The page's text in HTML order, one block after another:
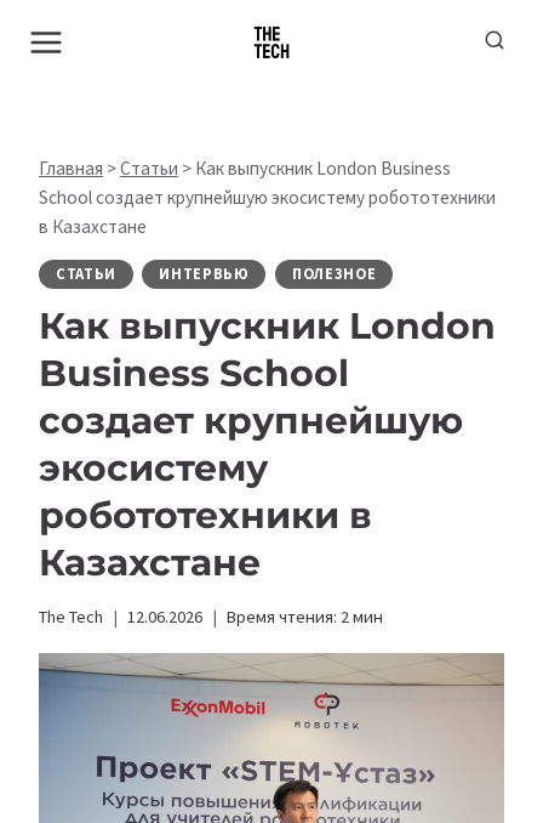
Главная >Статьи > Как выпускник London Business
School создает крупнейшую экосистему робототехники
в Казахстане
СТАТЬИ ИНТЕРВЬЮ ПОЛЕЗНОЕ
Как выпускник London
Business School
создает крупнейшую
экосистему
робототехники в
Казахстане
The Tech 12.06.2026 Время чтения: 2мин